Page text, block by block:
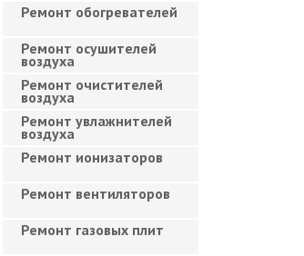
Ремонт обогревателей
Ремонт осушителей
воздуха
Ремонт очистителей
воздуха
Ремонт увлажнителей
воздуха
Ремонт ионизаторов
Ремонт вентиляторов
Ремонт газовых плит